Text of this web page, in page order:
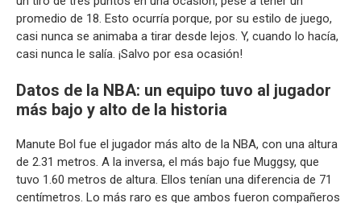
promedio de 18. Esto ocurría porque, por su estilo de juego,
casi nunca se animaba a tirar desde lejos. Y, cuando lo hacía,
casi nunca le salía. ¡Salvo por esa ocasión!
Datos de la NBA: un equipo tuvo al jugador
más bajo y alto de la historia
Manute Bol fue el jugador más alto de la NBA, con una altura
de 2.31 metros. A la inversa, el más bajo fue Muggsy, que
tuvo 1.60 metros de altura. Ellos tenían una diferencia de 71
centímetros. Lo más raro es que ambos fueron compañeros